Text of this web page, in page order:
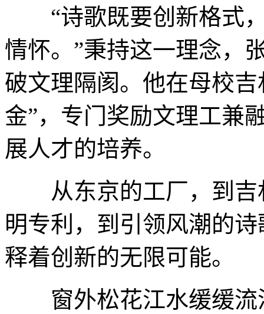
“诗歌既要创新格式，
情怀。”秉持这一理念，
破文理隔阂。他在母校
金”，专门奖励文理工兼
展人才的培养。
从东京的工厂，到吉
明专利，到引领风潮的
释着创新的无限可能。
窗外松花江水缓缓流